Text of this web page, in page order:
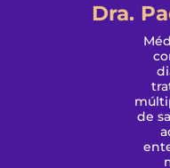
Dra.
de